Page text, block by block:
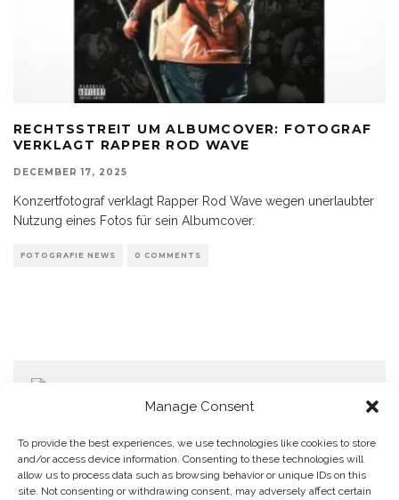
Manage Consent
To provide the best experiences, we use technologies like cookies to store
and/or access device information. Consenting to these technologies will
allow us to process data such as browsing behavior or unique IDs on this
site. Not consenting or withdrawing consent, may adversely affect certain
RECHTSSTREIT UM ALBUMCOVER: FOTOGRAF
VERKLAGT RAPPER ROD WAVE
DECEMBER 17, 2025
Konzertfotograf verklagt Rapper Rod Wave wegen unerlaubter
Nutzung eines Fotos für sein Albumcover.
FOTOGRAFIE NEWS 0 COMMENTS
Home
Datenschutzerklärung
Impressum
Cookie Policy (EU)